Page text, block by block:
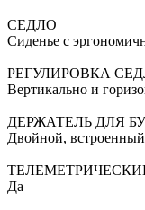
СЕДЛО
Сиденье с
РЕГУЛИРОВКА
Вертикально и
ДЕРЖАТЕЛЬ ДЛЯ
Двойной, встроенный
Да